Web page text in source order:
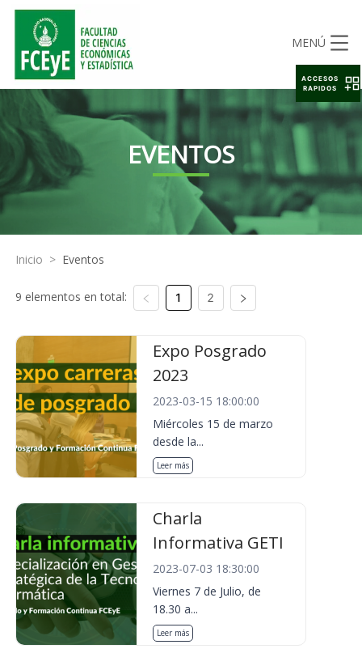
MENÚ
EVENTOS
Inicio > Eventos
9 elementos en total: 1 2
Expo Posgrado
2023
2023-03-15 18:00:00
Miércoles 15 de marzo
desde la...
Leer más
Charla
Informativa GETI
2023-07-03 18:30:00
Viernes 7 de Julio, de
18.30 a...
Leer más
ACCESOS
RAPIDOS